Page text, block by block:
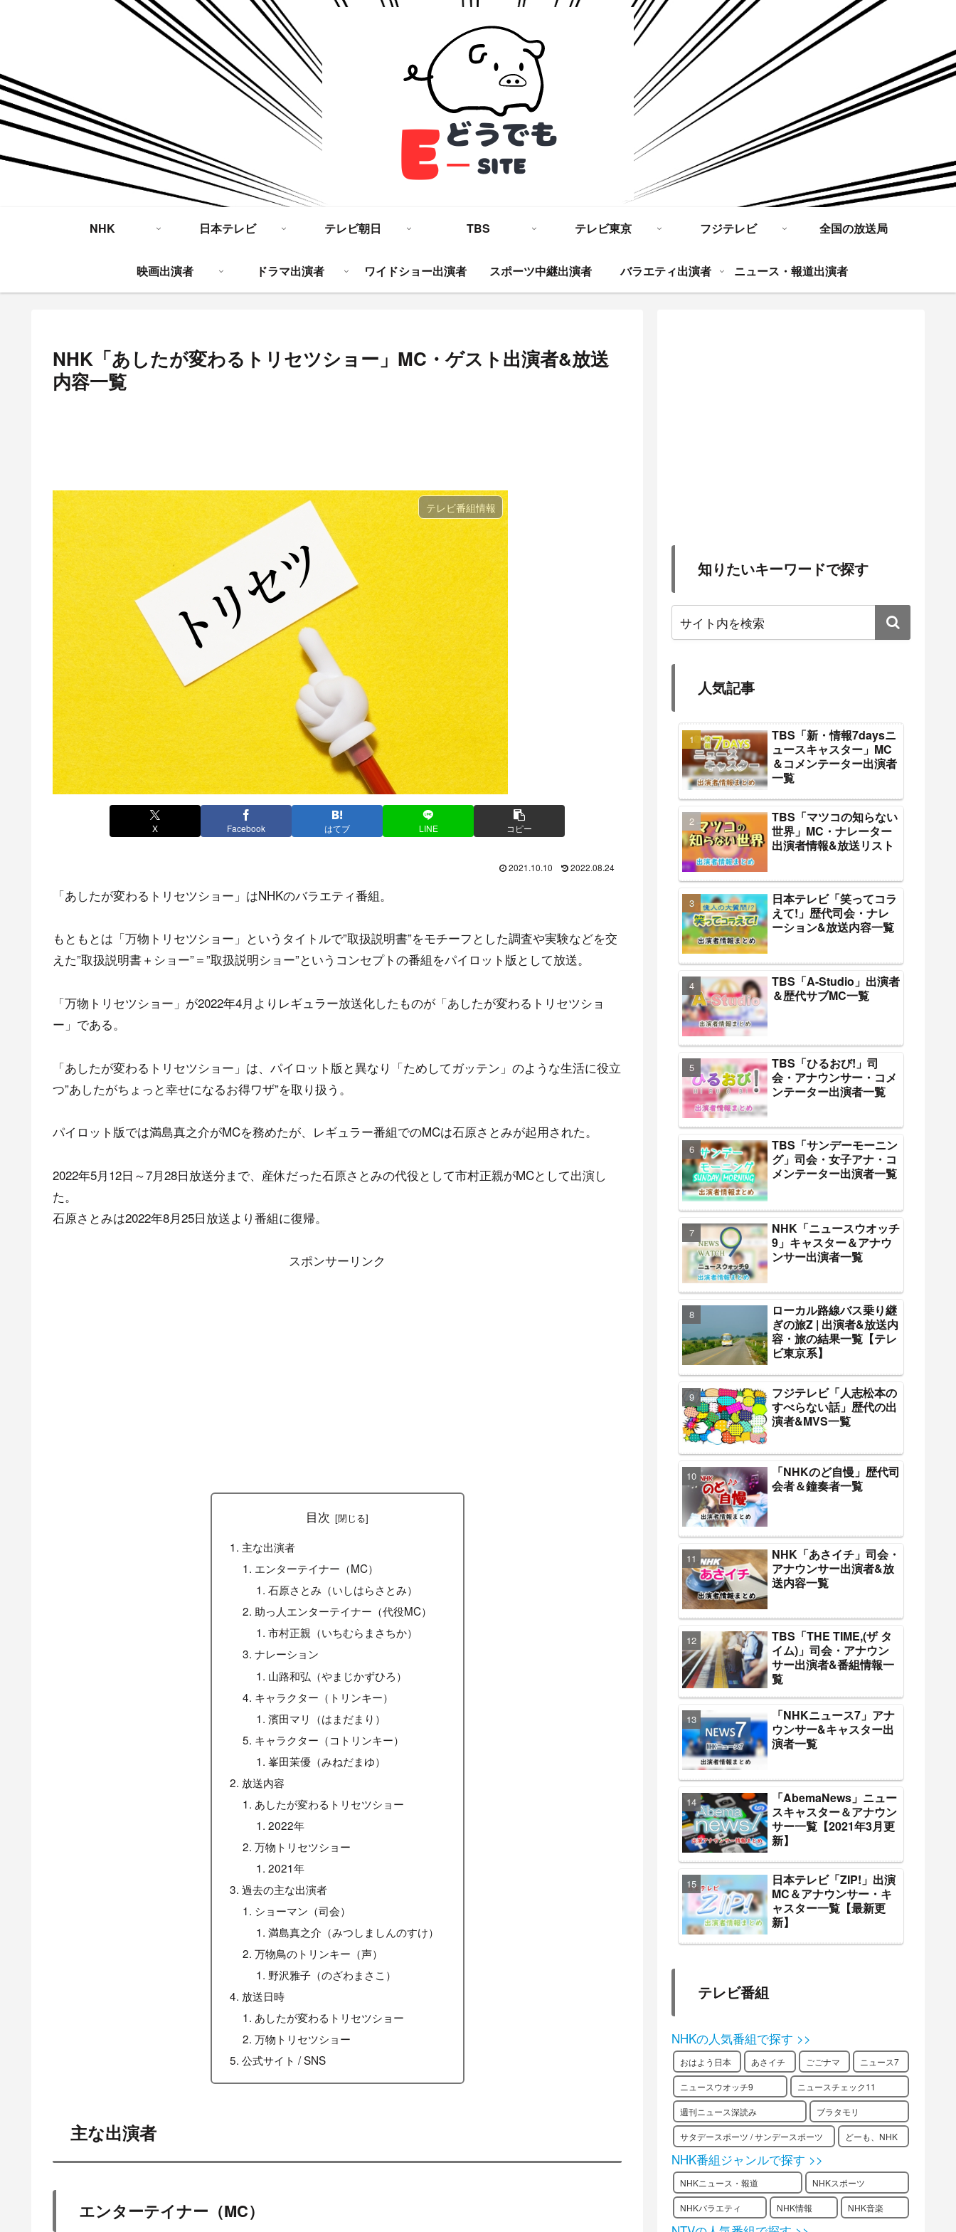
NHK 日本テレビ テレビ朝日 TBS テレビ東京 フジテレビ 全国の放送局
映画出演者 ドラマ出演者 ワイドショー出演者 スポーツ中継出演者 バラエティ出演者 ニュース・報道出演者
NHK「あしたが変わるトリセツショー」MC・ゲスト出演者&放送
内容一覧
テレビ番組情報
X Facebook はてブ LINE コピー
2021.10.10 2022.08.24
「あしたが変わるトリセツショー」はNHKのバラエティ番組。
もともとは「万物トリセツショー」というタイトルで”取扱説明書”をモチーフとした調査や実験などを交
えた”取扱説明書＋ショー”＝”取扱説明ショー”というコンセプトの番組をパイロット版として放送。
「万物トリセツショー」が2022年4月よりレギュラー放送化したものが「あしたが変わるトリセツショ
ー」である。
「あしたが変わるトリセツショー」は、パイロット版と異なり「ためしてガッテン」のような生活に役立
つ”あしたがちょっと幸せになるお得ワザ”を取り扱う。
パイロット版では満島真之介がMCを務めたが、レギュラー番組でのMCは石原さとみが起用された。
2022年5月12日～7月28日放送分まで、産休だった石原さとみの代役として市村正親がMCとして出演し
た。
石原さとみは2022年8月25日放送より番組に復帰。
スポンサーリンク
目次
主な出演者
エンターテイナー（MC）
石原さとみ（いしはらさとみ）
助っ人エンターテイナー（代役MC）
市村正親（いちむらまさちか）
ナレーション
山路和弘（やまじかずひろ）
キャラクター（トリンキー）
濱田マリ（はまだまり）
キャラクター（コトリンキー）
峯田茉優（みねだまゆ）
放送内容
あしたが変わるトリセツショー
2022年
万物トリセツショー
2021年
過去の主な出演者
ショーマン（司会）
満島真之介（みつしましんのすけ）
万物鳥のトリンキー（声）
野沢雅子（のざわまさこ）
放送日時
あしたが変わるトリセツショー
万物トリセツショー
公式サイト / SNS
主な出演者
エンターテイナー（MC）
知りたいキーワードで探す
人気記事
TBS「新・情報7daysニ
ュースキャスター」MC
＆コメンテーター出演者
一覧
TBS「マツコの知らない
世界」MC・ナレーター
出演者情報&放送リスト
日本テレビ「笑ってコラ
えて!」歴代司会・ナレ
ーション&放送内容一覧
TBS「A-Studio」出演者
＆歴代サブMC一覧
TBS「ひるおび!」司
会・アナウンサー・コメ
ンテーター出演者一覧
TBS「サンデーモーニン
グ」司会・女子アナ・コ
メンテーター出演者一覧
NHK「ニュースウオッチ
9」キャスター＆アナウ
ンサー出演者一覧
ローカル路線バス乗り継
ぎの旅Z | 出演者&放送内
容・旅の結果一覧【テレ
ビ東京系】
フジテレビ「人志松本の
すべらない話」歴代の出
演者&MVS一覧
「NHKのど自慢」歴代司
会者＆鐘奏者一覧
NHK「あさイチ」司会・
アナウンサー出演者&放
送内容一覧
TBS「THE TIME,(ザ タ
イム)」司会・アナウン
サー出演者&番組情報一
覧
「NHKニュース7」アナ
ウンサー&キャスター出
演者一覧
「AbemaNews」ニュー
スキャスター＆アナウン
サー一覧【2021年3月更
新】
日本テレビ「ZIP!」出演
MC＆アナウンサー・キ
ャスター一覧【最新更
新】
テレビ番組
NHKの人気番組で探す >>
おはよう日本 あさイチ ごごナマ ニュース7
ニュースウオッチ9 ニュースチェック11
週刊ニュース深読み ブラタモリ
サタデースポーツ / サンデースポーツ どーも、NHK
NHK番組ジャンルで探す >>
NHKニュース・報道 NHKスポーツ
NHKバラエティ NHK情報 NHK音楽